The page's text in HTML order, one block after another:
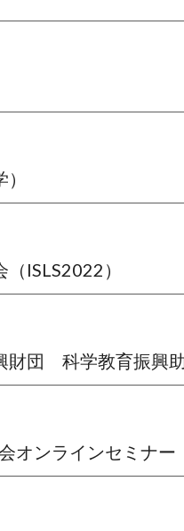
ISLS2022）
団　科学教育振興
オンラインセミナ